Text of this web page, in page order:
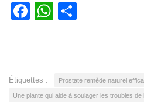
Facebook
WhatsApp
Étiquettes : Prostate remède naturel
Une plante qui aide à soulager les troubles de